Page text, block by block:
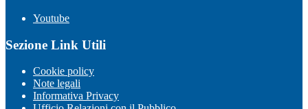
Youtube
Sezione Link Utili
Cookie policy
Note legali
Informativa Privacy